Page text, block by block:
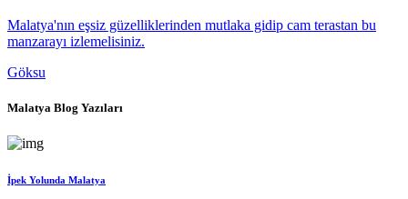
Malatya'nın eşsiz güzelliklerinden mutlaka gidip cam terastan bu
manzarayı izlemelisiniz.
Göksu
Malatya Blog Yazıları
İpek Yolunda Malatya